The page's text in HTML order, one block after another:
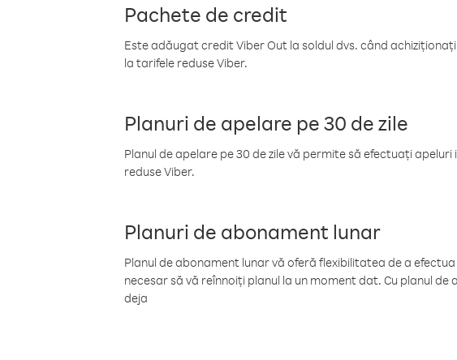
Pachete de credit
Este adăugat credit Viber Out la soldul dvs. când
la tarifele reduse Viber.
Planuri de apelare pe 30 de zile
Planul de apelare pe 30 de zile vă permite să efectuați
reduse Viber.
Planuri de abonament lunar
Planul de abonament lunar vă oferă flexibilitatea de a
necesar să vă reînnoiți planul la un moment dat. Cu planul
deja